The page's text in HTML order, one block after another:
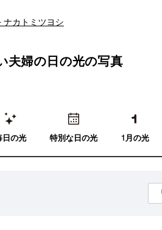
夫婦の日の光の写真
日の光 特別な日の光 1月の光